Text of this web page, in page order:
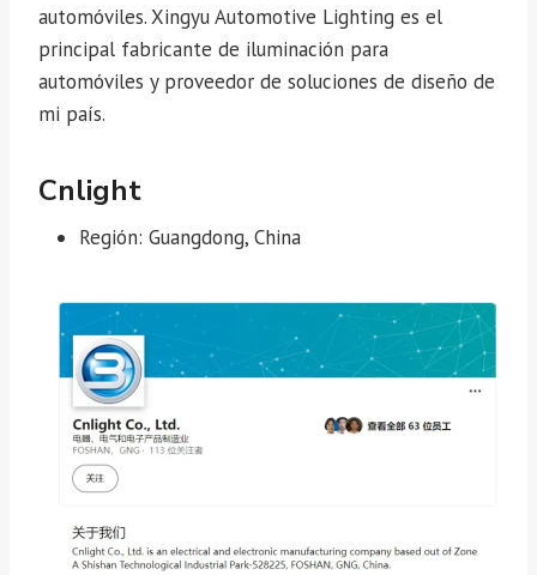
automóviles. Xingyu Automotive Lighting es el
principal fabricante de iluminación para
automóviles y proveedor de soluciones de diseño de
mi país.
Cnlight
Región: Guangdong, China